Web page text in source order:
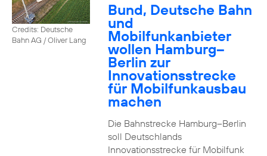
Credits: Deutsche
Bahn AG / Oliver Lang
Bund, Deutsche Bahn
und
Mobilfunkanbieter
wollen Hamburg–
Berlin zur
Innovationsstrecke
für Mobilfunkausbau
machen
Die Bahnstrecke Hamburg–Berlin
soll Deutschlands
Innovationsstrecke für Mobilfunk